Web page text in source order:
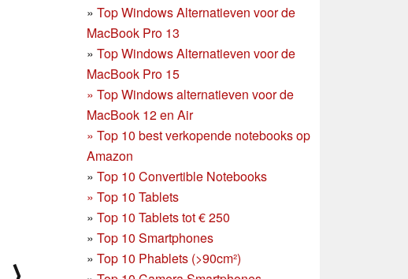
» Top Windows Alternatieven voor de
MacBook Pro 13
» Top Windows Alternatieven voor de
MacBook Pro 15
» Top Windows alternatieven voor de
MacBook 12 en Air
» Top 10 best verkopende notebooks op
Amazon
» Top 10 Convertible Notebooks
» Top 10 Tablets
» Top 10 Tablets tot € 250
» Top 10 Smartphones
» Top 10 Phablets (>90cm²)